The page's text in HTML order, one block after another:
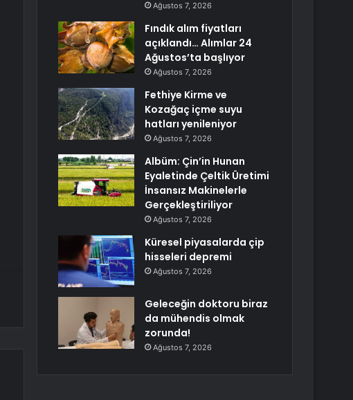
Ağustos 7, 2026
Fındık alım fiyatları
açıklandı… Alımlar 24
Ağustos’ta başlıyor
Ağustos 7, 2026
Fethiye Kirme ve
Kozağaç içme suyu
hatları yenileniyor
Ağustos 7, 2026
Albüm: Çin’in Hunan
Eyaletinde Çeltik Üretimi
İnsansız Makinelerle
Gerçekleştiriliyor
Ağustos 7, 2026
Küresel piyasalarda çip
hisseleri depremi
Ağustos 7, 2026
Geleceğin doktoru biraz
da mühendis olmak
zorunda!
Ağustos 7, 2026